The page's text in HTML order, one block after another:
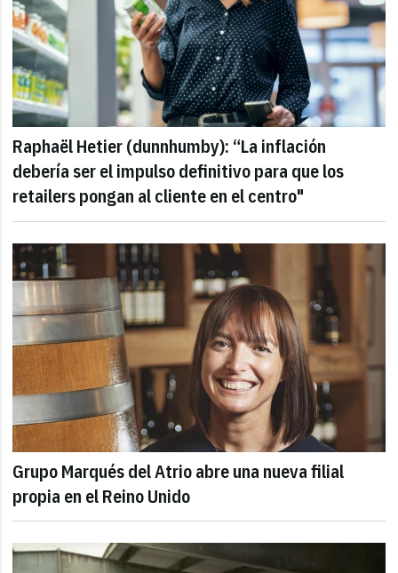
Raphaël Hetier (dunnhumby): “La inflación
debería ser el impulso definitivo para que los
retailers pongan al cliente en el centro"
Grupo Marqués del Atrio abre una nueva filial
propia en el Reino Unido